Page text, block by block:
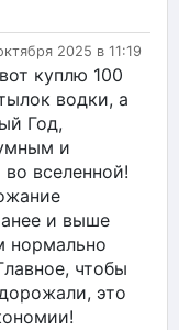
2025 в 11:19
куплю 100
водки, а
Год,
и
вселенной!
и выше
нормально
чтобы
это